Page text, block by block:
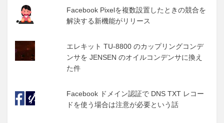
Facebook Pixelを複数設置したときの競合を
解決する新機能がリリース
エレキット TU-8800 のカップリングコンデ
ンサを JENSEN のオイルコンデンサに換え
た件
Facebook ドメイン認証で DNS TXT レコー
ドを使う場合は注意が必要という話